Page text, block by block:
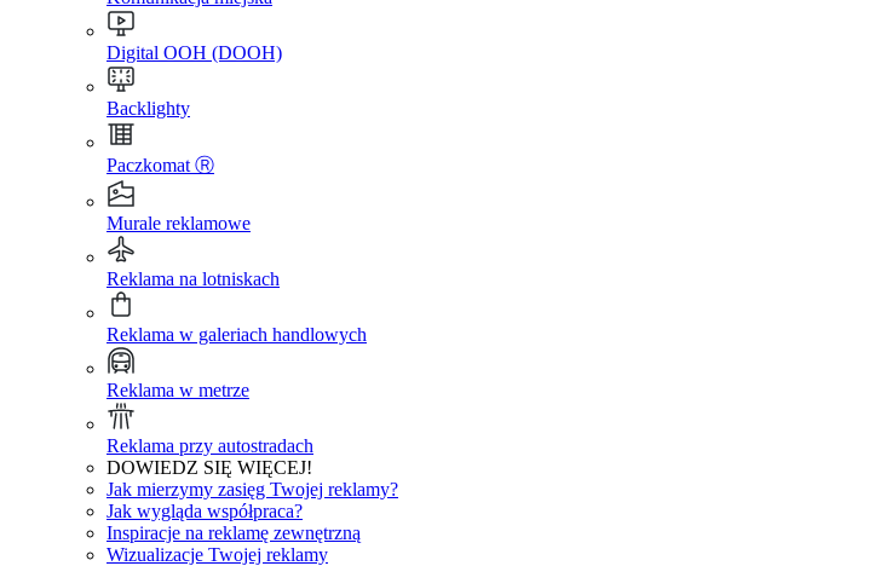
Digital OOH (DOOH)
Backlighty
Paczkomat Ⓡ
Murale reklamowe
Reklama na lotniskach
Reklama w galeriach handlowych
Reklama w metrze
Reklama przy autostradach
DOWIEDZ SIĘ WIĘCEJ!
Jak mierzymy zasięg Twojej reklamy?
Jak wygląda współpraca?
Inspiracje na reklamę zewnętrzną
Wizualizacje Twojej reklamy